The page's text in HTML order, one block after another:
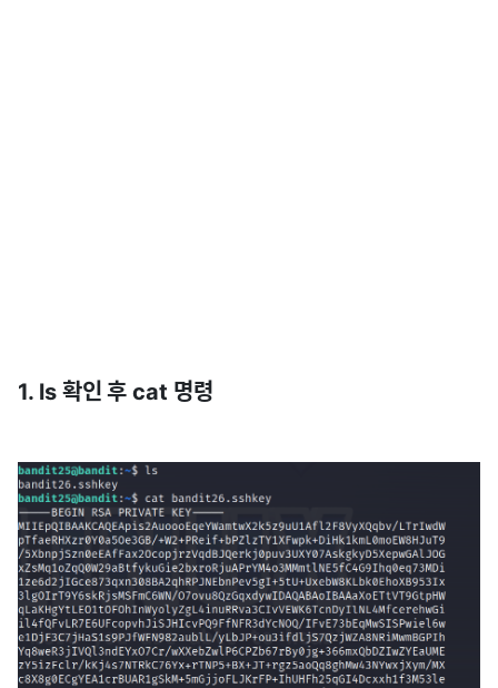
1. ls 확인 후 cat 명령